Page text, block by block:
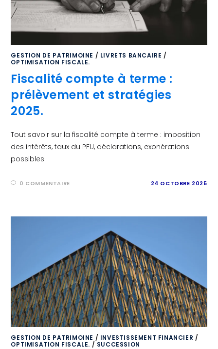
GESTION DE PATRIMOINE / LIVRETS BANCAIRE /
OPTIMISATION FISCALE.
Fiscalité compte à terme :
prélèvement et stratégies
2025.
Tout savoir sur la fiscalité compte à terme : imposition
des intérêts, taux du PFU, déclarations, exonérations
possibles.
0 COMMENTAIRE 24 OCTOBRE 2025
GESTION DE PATRIMOINE / INVESTISSEMENT FINANCIER /
OPTIMISATION FISCALE. / SUCCESSION